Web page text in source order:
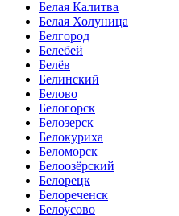
Белая Калитва
Белая Холуница
Белгород
Белебей
Белёв
Белинский
Белово
Белогорск
Белозерск
Белокуриха
Беломорск
Белоозёрский
Белорецк
Белореченск
Белоусово